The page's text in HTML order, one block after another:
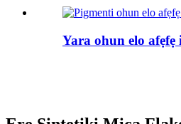
Yara ohun elo